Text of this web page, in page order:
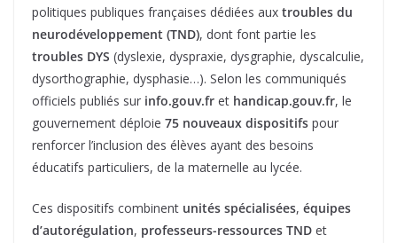
politiques publiques françaises dédiées aux troubles du
neurodéveloppement (TND), dont font partie les
troubles DYS (dyslexie, dyspraxie, dysgraphie, dyscalculie,
dysorthographie, dysphasie…). Selon les communiqués
officiels publiés sur info.gouv.fr et handicap.gouv.fr, le
gouvernement déploie 75 nouveaux dispositifs pour
renforcer l’inclusion des élèves ayant des besoins
éducatifs particuliers, de la maternelle au lycée.
Ces dispositifs combinent unités spécialisées, équipes
d’autorégulation, professeurs-ressources TND et